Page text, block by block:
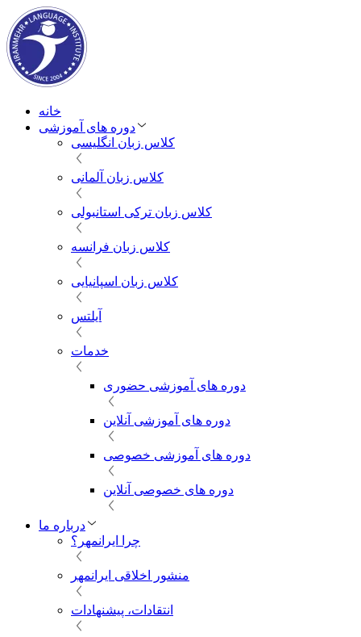
خانه
دوره های آموزشی
کلاس زبان انگلیسی
کلاس زبان آلمانی
کلاس زبان ترکی استانبولی
کلاس زبان فرانسه
کلاس زبان اسپانیایی
آیلتس
خدمات
دوره های آموزشی حضوری
دوره های آموزشی آنلاین
دوره های آموزشی خصوصی
دوره های خصوصی آنلاین
درباره ما
چرا ایرانمهر؟
منشور اخلاقی ایرانمهر
انتقادات، پیشنهادات